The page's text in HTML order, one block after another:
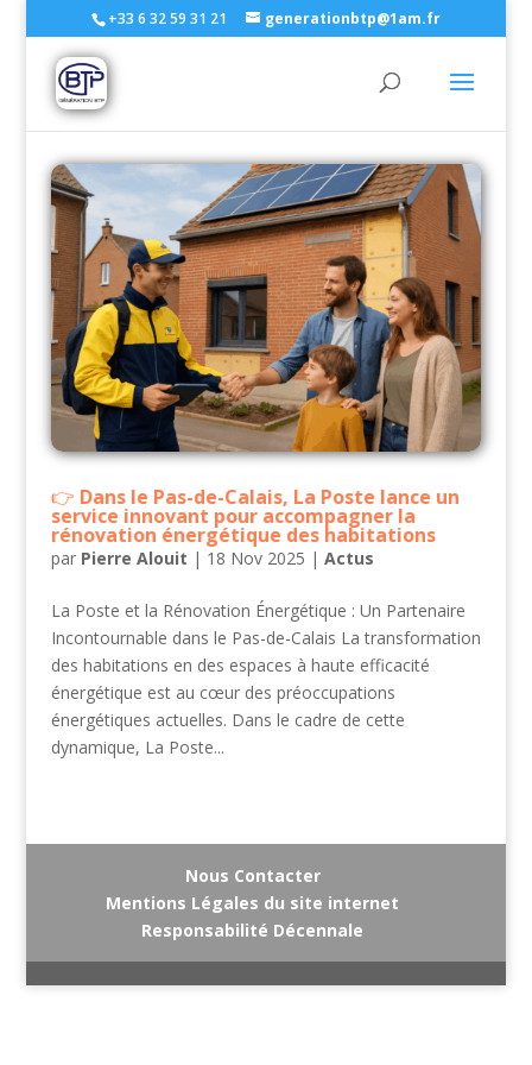
+33 6 32 59 31 21 generationbtp@1am.fr
Dans le Pas-de-Calais, La Poste lance un
service innovant pour accompagner la
rénovation énergétique des habitations
par Pierre Alouit | 18 Nov 2025 | Actus
La Poste et la Rénovation Énergétique : Un Partenaire
Incontournable dans le Pas-de-Calais La transformation
des habitations en des espaces à haute efficacité
énergétique est au cœur des préoccupations
énergétiques actuelles. Dans le cadre de cette
dynamique, La Poste...
Nous Contacter
Mentions Légales du site internet
Responsabilité Décennale